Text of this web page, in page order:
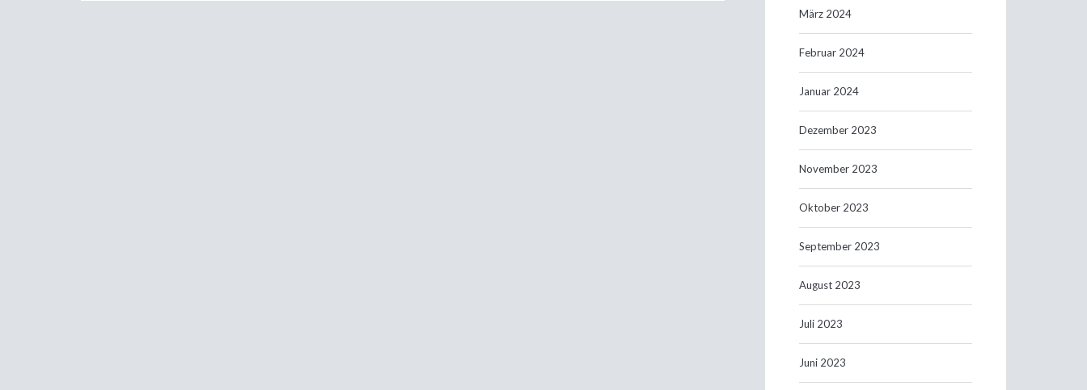
März 2024
Februar 2024
Januar 2024
Dezember 2023
November 2023
Oktober 2023
September 2023
August 2023
Juli 2023
Juni 2023